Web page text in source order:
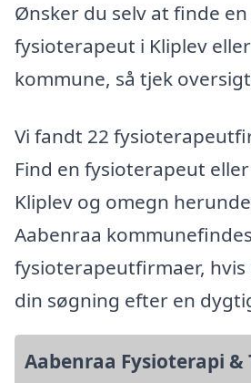
Ønsker du selv at finde
fysioterapeut i Kliplev
kommune, så tjek
Vi fandt 22
Find en fysioterapeut
Kliplev og omegn
Aabenraa
fysioterapeutfirmaer, hvis
din søgning efter en
Aabenraa Fysioterapi